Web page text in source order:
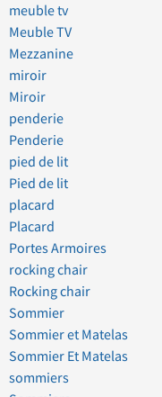
meuble tv
Meuble TV
Mezzanine
miroir
Miroir
penderie
Penderie
pied de lit
Pied de lit
placard
Placard
Portes Armoires
rocking chair
Rocking chair
Sommier
Sommier et Matelas
Sommier Et Matelas
sommiers